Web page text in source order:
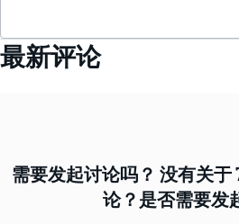
最新评论
需要发起讨论吗？ 没有关于
论？是否需要发